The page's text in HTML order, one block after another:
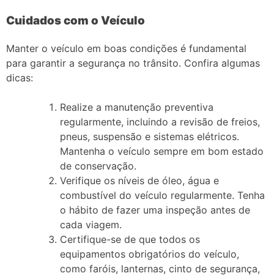
Cuidados com o Veículo
Manter o veículo em boas condições é fundamental
para garantir a segurança no trânsito. Confira algumas
dicas:
Realize a manutenção preventiva
regularmente, incluindo a revisão de freios,
pneus, suspensão e sistemas elétricos.
Mantenha o veículo sempre em bom estado
de conservação.
Verifique os níveis de óleo, água e
combustível do veículo regularmente. Tenha
o hábito de fazer uma inspeção antes de
cada viagem.
Certifique-se de que todos os
equipamentos obrigatórios do veículo,
como faróis, lanternas, cinto de segurança,